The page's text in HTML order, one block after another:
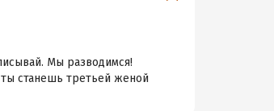
Мы разводимся!
ты станешь третьей женой